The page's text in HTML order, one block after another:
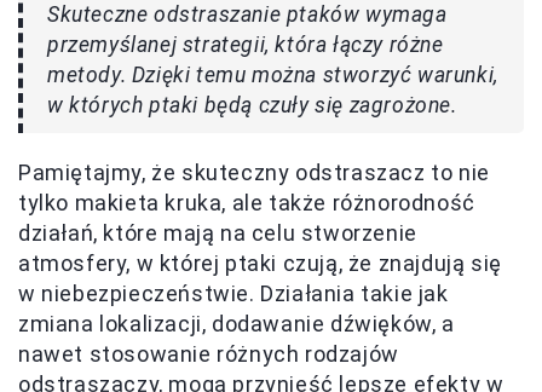
Skuteczne odstraszanie ptaków wymaga
przemyślanej strategii, która łączy różne
metody. Dzięki temu można stworzyć warunki,
w których ptaki będą czuły się zagrożone.
Pamiętajmy, że skuteczny odstraszacz to nie
tylko makieta kruka, ale także różnorodność
działań, które mają na celu stworzenie
atmosfery, w której ptaki czują, że znajdują się
w niebezpieczeństwie. Działania takie jak
zmiana lokalizacji, dodawanie dźwięków, a
nawet stosowanie różnych rodzajów
odstraszaczy, mogą przynieść lepsze efekty w